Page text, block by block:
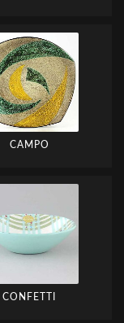
CAMPO
CONFETTI